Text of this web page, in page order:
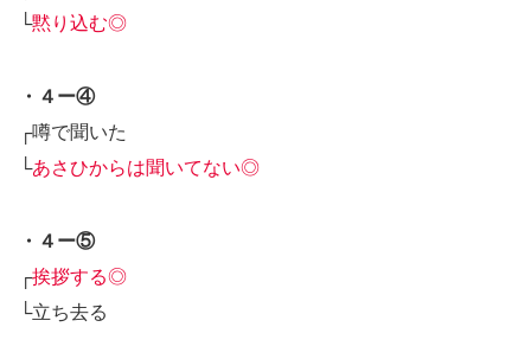
└黙り込む◎
・４ー④
┌噂で聞いた
└あさひからは聞いてない◎
・４ー⑤
┌挨拶する◎
└立ち去る